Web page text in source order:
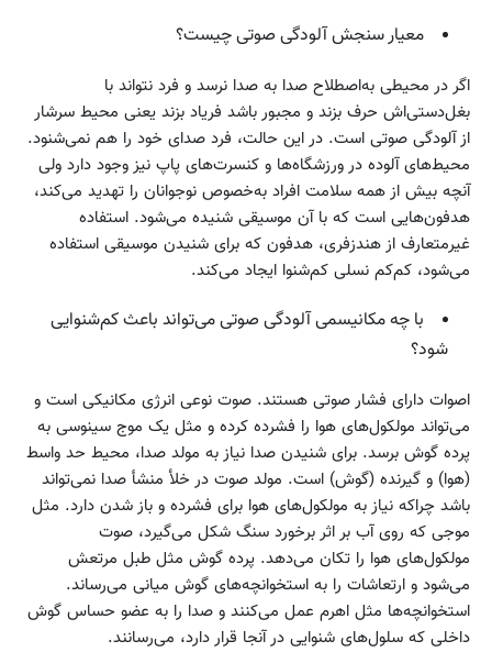
معیار سنجش آلودگی صوتی چیست؟
اگر در محیطی به‌اصطلاح صدا به صدا نرسد و فرد نتواند با
بغل‌دستی‌اش حرف بزند و مجبور باشد فریاد بزند یعنی محیط سرشار
از آلودگی صوتی است. در این حالت، فرد صدای خود را هم نمی‌شنود.
محیط‌های آلوده در ورزشگاه‌ها و کنسرت‌های پاپ نیز وجود دارد ولی
آنچه بیش از همه سلامت افراد به‌خصوص نوجوانان را تهدید می‌کند،
هدفون‌هایی است که با آن موسیقی شنیده می‌شود. استفاده
غیرمتعارف از هندزفری، هدفون که برای شنیدن موسیقی استفاده
می‌شود، کم‌کم نسلی کم‌شنوا ایجاد می‌کند.
با چه مکانیسمی آلودگی صوتی می‌تواند باعث کم‌شنوایی
شود؟
اصوات دارای فشار صوتی هستند. صوت نوعی انرژی مکانیکی است و
می‌تواند مولکول‌های هوا را فشرده کرده و مثل یک موج سینوسی به
پرده گوش برسد. برای شنیدن صدا نیاز به مولد صدا، محیط حد واسط
(هوا) و گیرنده (گوش) است. مولد صوت در خلأ منشأ صدا نمی‌تواند
باشد چراکه نیاز به مولکول‌های هوا برای فشرده و باز شدن دارد. مثل
موجی که روی آب بر اثر برخورد سنگ شکل می‌گیرد، صوت
مولکول‌های هوا را تکان می‌دهد. پرده گوش مثل طبل مرتعش
می‌شود و ارتعاشات را به استخوانچه‌های گوش میانی می‌رساند.
استخوانچه‌ها مثل اهرم عمل می‌کنند و صدا را به عضو حساس گوش
داخلی که سلول‌های شنوایی در آنجا قرار دارد، می‌رسانند.